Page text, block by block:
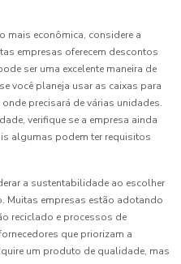
mais econômica, considere a
empresas oferecem descontos
ser uma excelente maneira de
você planeja usar as caixas para
precisará de várias unidades.
verifique se a empresa ainda
algumas podem ter requisitos
a sustentabilidade ao escolher
Muitas empresas estão adotando
reciclado e processos de
que priorizam a
um produto de qualidade, mas